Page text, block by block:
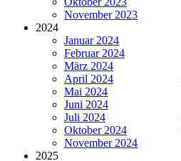
November 2023
2024
Januar 2024
Februar 2024
März 2024
April 2024
Mai 2024
Juni 2024
Juli 2024
Oktober 2024
November 2024
2025